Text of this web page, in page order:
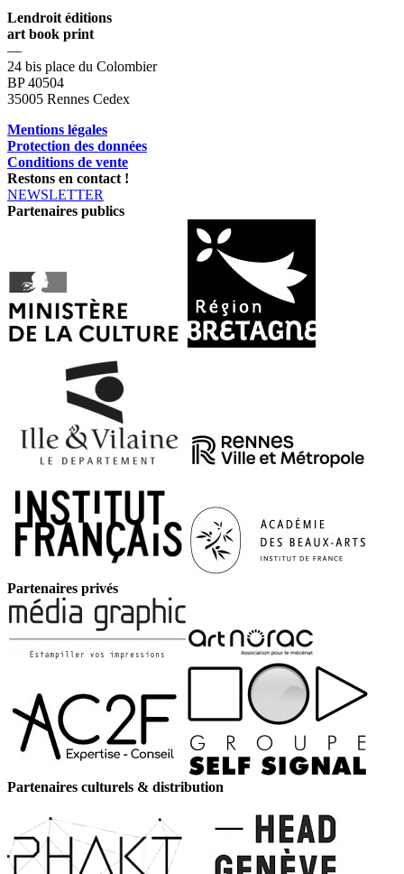
Lendroit éditions
art book print
—
24 bis place du Colombier
BP 40504
35005 Rennes Cedex
Mentions légales
Protection des données
Conditions de vente
Restons en contact !
NEWSLETTER
Partenaires publics
Partenaires privés
Partenaires culturels & distribution